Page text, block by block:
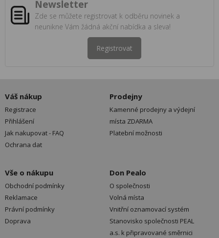
Newsletter
Zde se můžete registrovat k odběru novinek a
neunikne Vám žádná akční nabídka a sleva!
Registrovat
Váš nákup
Registrace
Přihlášení
Jak nakupovat - FAQ
Ochrana dat
Prodejny
Kamenné prodejny a výdejní
místa ZDARMA
Platební možnosti
Vše o nákupu
Obchodní podmínky
Reklamace
Právní podmínky
Doprava
Don Pealo
O společnosti
Volná místa
Vnitřní oznamovací systém
Stanovisko společnosti PEAL
a.s. k připravované směrnici